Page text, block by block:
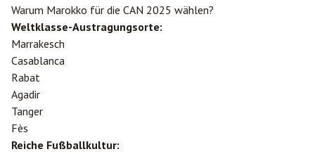
Warum Marokko für die CAN 2025 wählen?
Weltklasse-Austragungsorte:
Marrakesch
Casablanca
Rabat
Agadir
Tanger
Fès
Reiche Fußballkultur: